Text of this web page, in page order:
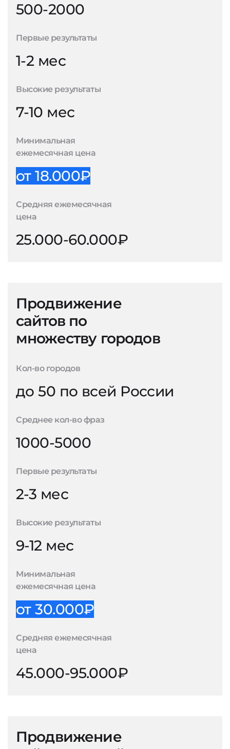
500-2000
Первые результаты
1-2 мес
Высокие результаты
7-10 мес
Минимальная
ежемесячная цена
от 18.000₽
Средняя ежемесячная
цена
25.000-60.000₽
Продвижение
сайтов по
множеству городов
Кол-во городов
до 50 по всей России
Среднее кол-во фраз
1000-5000
Первые результаты
2-3 мес
Высокие результаты
9-12 мес
Минимальная
ежемесячная цена
от 30.000₽
Средняя ежемесячная
цена
45.000-95.000₽
Продвижение